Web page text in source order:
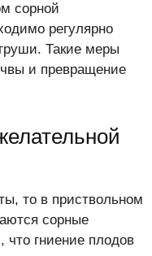
сорной
регулярно
Такие меры
и превращение
то в приствольном
сорные
что гниение плодов